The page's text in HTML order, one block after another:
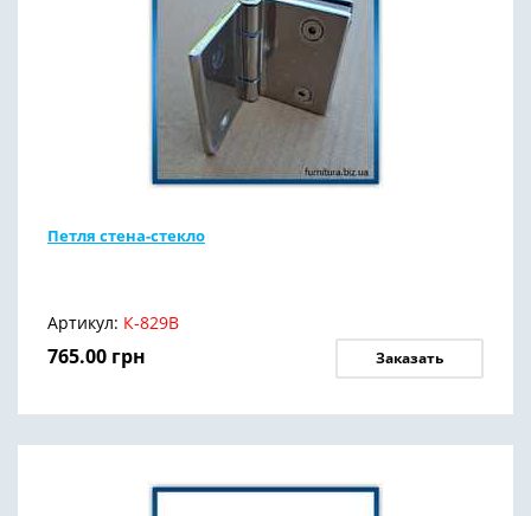
Петля стена-стекло
Артикул: К-829В
765.00 грн Заказать